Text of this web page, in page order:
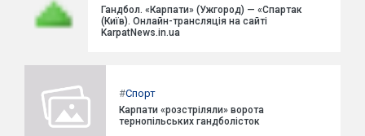
Гандбол. «Карпати» (Ужгород) — «Спартак
(Київ). Онлайн-трансляція на сайті
KarpatNews.in.ua
#Спорт
Карпати «розстріляли» ворота
тернопільських гандболісток